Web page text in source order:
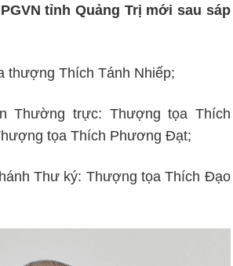
tỉnh Quảng Trị mới sau sáp
thượng Thích Tánh Nhiếp;
Thường trực: Thượng tọa Thích
tọa Thích Phương Đạt;
Thư ký: Thượng tọa Thích Đạo